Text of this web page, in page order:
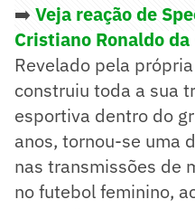
➡️ Veja reação de
Cristiano Ronaldo da
Revelado pela
construiu toda a sua
esportiva dentro do
anos, tornou-se uma
nas transmissões de
no futebol feminino,